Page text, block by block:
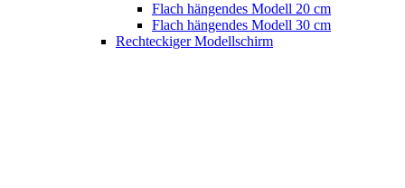
Flach hängendes Modell 20 cm
Flach hängendes Modell 30 cm
Rechteckiger Modellschirm